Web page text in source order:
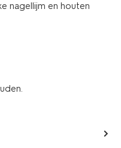
nagellijm en houten